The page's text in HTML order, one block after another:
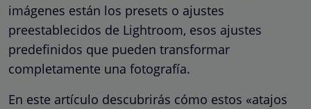
imágenes están los presets o ajustes
preestablecidos de Lightroom, esos ajustes
predefinidos que pueden transformar
completamente una fotografía.
En este artículo descubrirás cómo estos «atajos